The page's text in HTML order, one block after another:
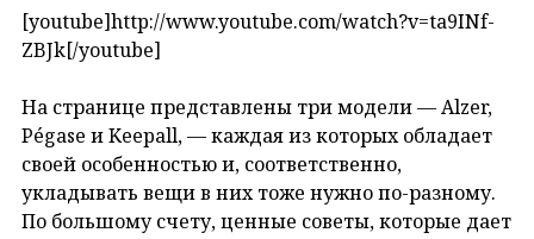
[youtube]http://www.youtube.com/watch?v=ta9INf-
ZBJk[/youtube]
На странице представлены три модели — Alzer,
Pégase и Keepall, — каждая из которых обладает
своей особенностью и, соответственно,
укладывать вещи в них тоже нужно по-разному.
По большому счету, ценные советы, которые дает